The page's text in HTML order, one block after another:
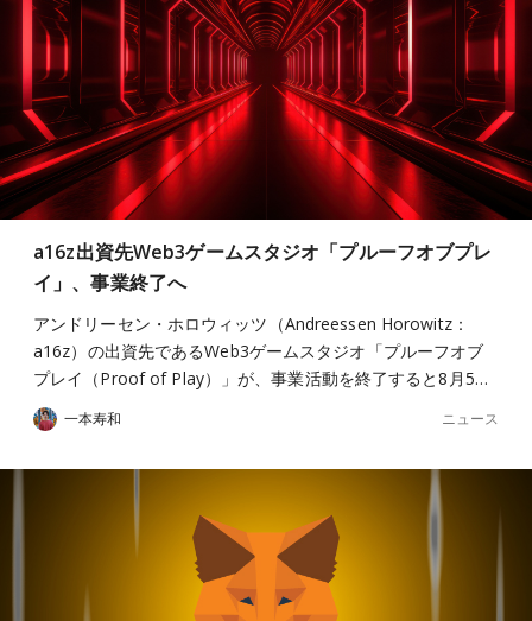
a16z出資先Web3ゲームスタジオ「プルーフオブプレ
イ」、事業終了へ
アンドリーセン・ホロウィッツ（Andreessen Horowitz：
a16z）の出資先であるWeb3ゲームスタジオ「プルーフオブ
プレイ（Proof of Play）」が、事業活動を終了すると8月5…
一本寿和 ニュース